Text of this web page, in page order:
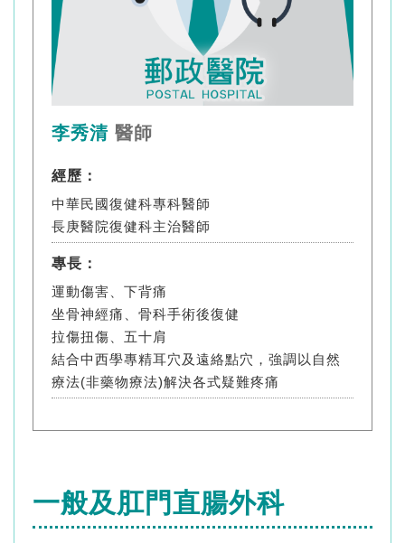
李秀清 醫師
經歷：
中華民國復健科專科醫師
長庚醫院復健科主治醫師
專長：
運動傷害、下背痛
坐骨神經痛、骨科手術後復健
拉傷扭傷、五十肩
結合中西學專精耳穴及遠絡點穴，強調以自然
療法(非藥物療法)解決各式疑難疼痛
一般及肛門直腸外科